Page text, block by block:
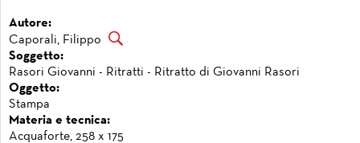
Autore:
Caporali, Filippo
Soggetto:
Rasori Giovanni - Ritratti - Ritratto di Giovanni Rasori
Oggetto:
Stampa
Materia e tecnica:
Acquaforte, 258 x 175